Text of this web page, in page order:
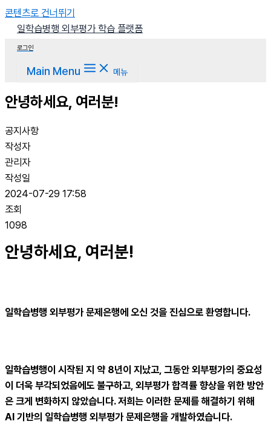
콘텐츠로 건너뛰기
일학습병행 외부평가 학습 플랫폼
로그인
Main Menu 메뉴
안녕하세요, 여러분!
공지사항
작성자
관리자
작성일
2024-07-29 17:58
조회
1098
안녕하세요, 여러분!
일학습병행 외부평가 문제은행에 오신 것을 진심으로 환영합니다.
일학습병행이 시작된 지 약 8년이 지났고, 그동안 외부평가의 중요성
이 더욱 부각되었음에도 불구하고, 외부평가 합격률 향상을 위한 방안
은 크게 변화하지 않았습니다. 저희는 이러한 문제를 해결하기 위해
AI 기반의 일학습병행 외부평가 문제은행을 개발하였습니다.